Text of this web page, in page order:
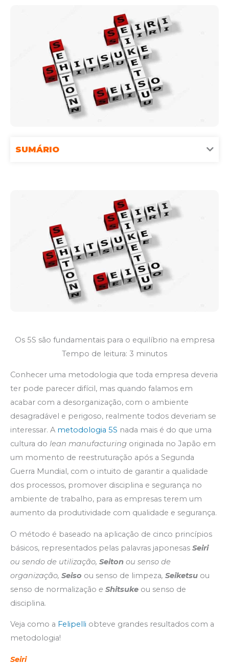
SUMÁRIO
Os 5S são fundamentais para o equilíbrio na empresa
Tempo de leitura: 3 minutos
Conhecer uma metodologia que toda empresa deveria
ter pode parecer difícil, mas quando falamos em
acabar com a desorganização, com o ambiente
desagradável e perigoso, realmente todos deveriam se
interessar. A metodologia 5S nada mais é do que uma
cultura do lean manufacturing originada no Japão em
um momento de reestruturação após a Segunda
Guerra Mundial, com o intuito de garantir a qualidade
dos processos, promover disciplina e segurança no
ambiente de trabalho, para as empresas terem um
aumento da produtividade com qualidade e segurança.
O método é baseado na aplicação de cinco princípios
básicos, representados pelas palavras japonesas Seiri
ou sendo de utilização, Seiton ou senso de
organização, Seiso ou senso de limpeza, Seiketsu ou
senso de normalização e Shitsuke ou senso de
disciplina.
Veja como a Felipelli obteve grandes resultados com a
metodologia!
Seiri